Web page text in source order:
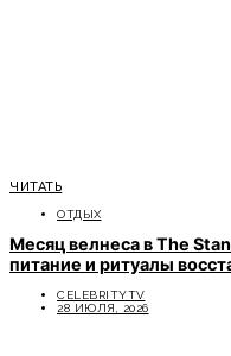
ЧИТАТЬ
ОТДЫХ
Месяц велнеса в The
питание и ритуалы
CELEBRITYTV
28 ИЮЛЯ, 2026